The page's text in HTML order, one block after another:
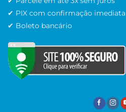
✔ PIX com confirmação imediata
✔ Boleto bancário